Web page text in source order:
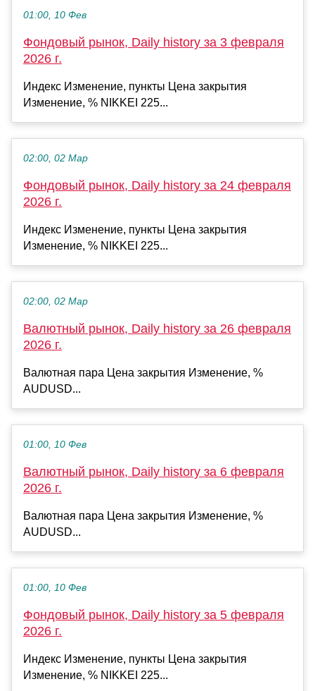
01:00, 10 Фев
Фондовый рынок, Daily history за 3 февраля
2026 г.
Индекс Изменение, пункты Цена закрытия
Изменение, % NIKKEI 225...
02:00, 02 Мар
Фондовый рынок, Daily history за 24 февраля
2026 г.
Индекс Изменение, пункты Цена закрытия
Изменение, % NIKKEI 225...
02:00, 02 Мар
Валютный рынок, Daily history за 26 февраля
2026 г.
Валютная пара Цена закрытия Изменение, %
AUDUSD...
01:00, 10 Фев
Валютный рынок, Daily history за 6 февраля
2026 г.
Валютная пара Цена закрытия Изменение, %
AUDUSD...
01:00, 10 Фев
Фондовый рынок, Daily history за 5 февраля
2026 г.
Индекс Изменение, пункты Цена закрытия
Изменение, % NIKKEI 225...